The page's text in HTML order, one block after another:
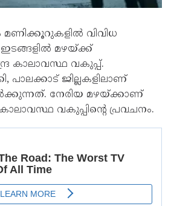
വിവിധ
ഇടങ്ങളിൽ മഴയ്ക്ക്
കാലാവസ്ഥ വകുപ്പ്.
പാലക്കാട് ജില്ലകളിലാണ്
നേരിയ മഴയ്‌ക്കാണ്‌
വകുപ്പിന്റെ പ്രവചനം.